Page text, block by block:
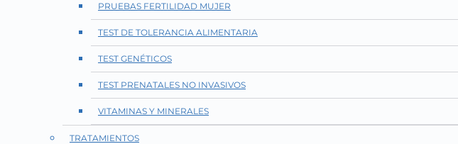
PRUEBAS FERTILIDAD MUJER
TEST DE TOLERANCIA ALIMENTARIA
TEST GENÉTICOS
TEST PRENATALES NO INVASIVOS
VITAMINAS Y MINERALES
TRATAMIENTOS